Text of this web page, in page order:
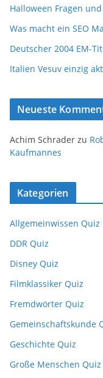
Halloween Fragen
Was macht ein SEO
Deutscher 2004 EM-
Italien Vesuv einzig
Neueste
Achim Schrader zu
Kaufmannes
Kategorien
Allgemeinwissen Quiz
DDR Quiz
Disney Quiz
Filmklassiker Quiz
Fremdwörter Quiz
Gemeinschaftskunde
Geschichte Quiz
Große Menschen Quiz